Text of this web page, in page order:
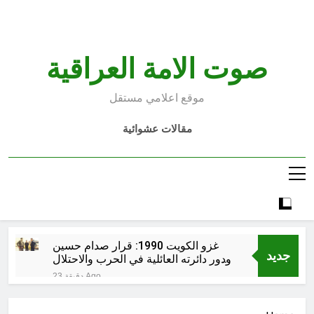
صوت الامة العراقية
موقع اعلامي مستقل
مقالات عشوائية
جديد
غزو الكويت 1990: قرار صدام حسين
ودور دائرته العائلية في الحرب والاحتلال
وعمليات النهب
23 دقيقة Ago